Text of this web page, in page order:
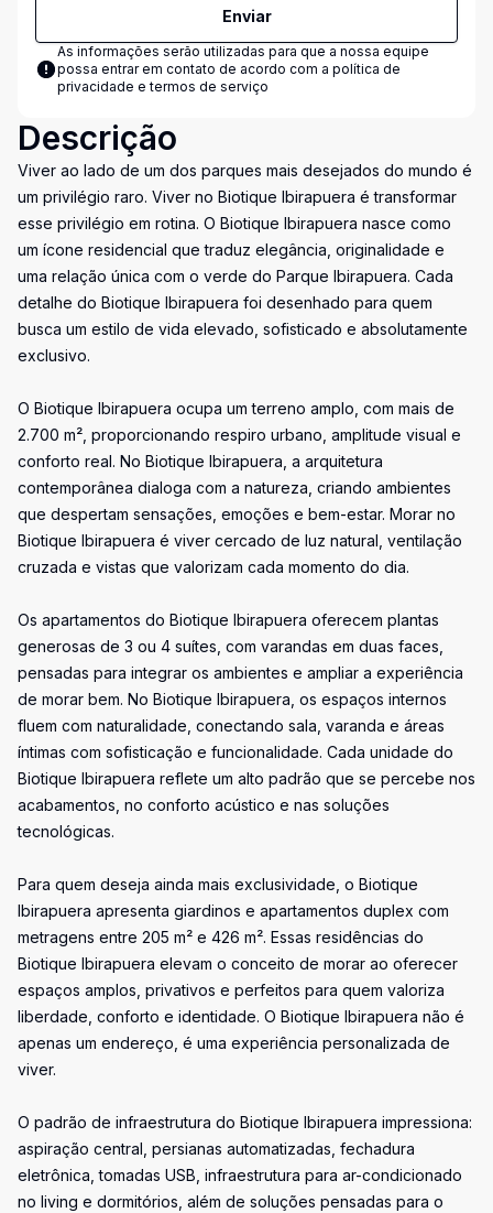
Enviar
As informações serão utilizadas para que a nossa equipe
possa entrar em contato de acordo com a política de
privacidade e termos de serviço
Descrição
Viver ao lado de um dos parques mais desejados do mundo é
um privilégio raro. Viver no Biotique Ibirapuera é transformar
esse privilégio em rotina. O Biotique Ibirapuera nasce como
um ícone residencial que traduz elegância, originalidade e
uma relação única com o verde do Parque Ibirapuera. Cada
detalhe do Biotique Ibirapuera foi desenhado para quem
busca um estilo de vida elevado, sofisticado e absolutamente
exclusivo.
O Biotique Ibirapuera ocupa um terreno amplo, com mais de
2.700 m², proporcionando respiro urbano, amplitude visual e
conforto real. No Biotique Ibirapuera, a arquitetura
contemporânea dialoga com a natureza, criando ambientes
que despertam sensações, emoções e bem-estar. Morar no
Biotique Ibirapuera é viver cercado de luz natural, ventilação
cruzada e vistas que valorizam cada momento do dia.
Os apartamentos do Biotique Ibirapuera oferecem plantas
generosas de 3 ou 4 suítes, com varandas em duas faces,
pensadas para integrar os ambientes e ampliar a experiência
de morar bem. No Biotique Ibirapuera, os espaços internos
fluem com naturalidade, conectando sala, varanda e áreas
íntimas com sofisticação e funcionalidade. Cada unidade do
Biotique Ibirapuera reflete um alto padrão que se percebe nos
acabamentos, no conforto acústico e nas soluções
tecnológicas.
Para quem deseja ainda mais exclusividade, o Biotique
Ibirapuera apresenta giardinos e apartamentos duplex com
metragens entre 205 m² e 426 m². Essas residências do
Biotique Ibirapuera elevam o conceito de morar ao oferecer
espaços amplos, privativos e perfeitos para quem valoriza
liberdade, conforto e identidade. O Biotique Ibirapuera não é
apenas um endereço, é uma experiência personalizada de
viver.
O padrão de infraestrutura do Biotique Ibirapuera impressiona:
aspiração central, persianas automatizadas, fechadura
eletrônica, tomadas USB, infraestrutura para ar-condicionado
no living e dormitórios, além de soluções pensadas para o